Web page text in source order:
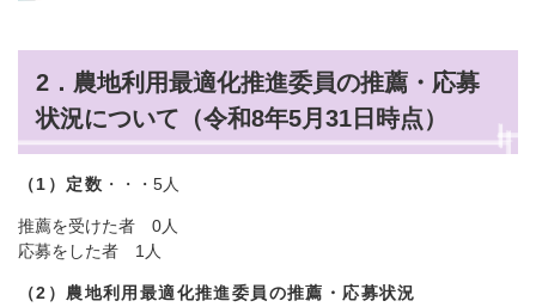
2．農地利用最適化推進委員の推薦・応募
状況について（令和8年5月31日時点）
（1）定数 ・・・5人
推薦を受けた者 0人
応募をした者 1人
（2）農地利用最適化推進委員の推薦・応募状況